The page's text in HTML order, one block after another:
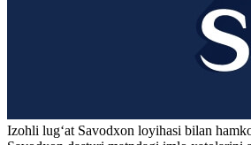
Izohli lugʻat Savodxon loyihasi bilan